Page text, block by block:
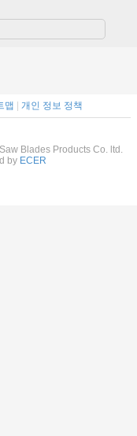
맵 | 개인 정보 정책
Blades Products Co. ltd.
by ECER